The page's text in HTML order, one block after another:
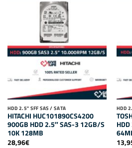
HDD 2.5" SFF SAS / SATA
HITACHI HUC101890CS4200
900GB HDD 2.5″ SAS-3 12GB/S
10K 128MB
28,96€
HDD